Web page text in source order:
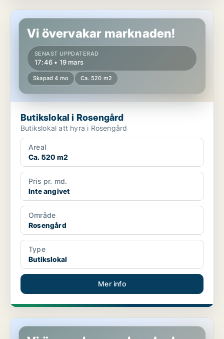
Butikslokal i Rosengård
Vi övervakar marknaden!
SENAST UPPDATERAD
17:46 • 19 mars
Skapad 4 mo Ca. 520 m2
Butikslokal i Rosengård
Butikslokal att hyra i Rosengård
Areal
Ca. 520 m2
Pris pr. md.
Inte angivet
Område
Rosengård
Type
Butikslokal
Mer info
Butikslokal i Malmö Centrum